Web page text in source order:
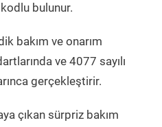
bulunur.
bakım ve onarım
ve 4077 sayılı
gerçekleştirir.
çıkan sürpriz bakım